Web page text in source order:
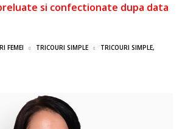
si confectionate dupa data
FEMEI TRICOURI SIMPLE TRICOURI SIMPLE,